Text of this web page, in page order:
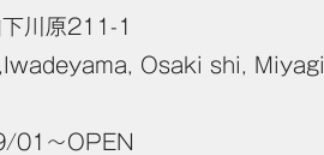
川原211-1
Osaki shi, Miyagi
01～OPEN